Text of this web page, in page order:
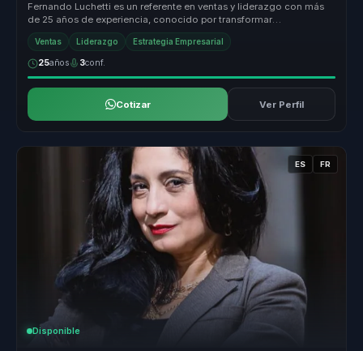
Fernando Luchetti es un referente en ventas y liderazgo con más
de 25 años de experiencia, conocido por transformar
profesionales en líde...
Ventas Liderazgo Estrategia Empresarial
25años 3conf.
Cotizar Ver Perfil
ES FR
Disponible